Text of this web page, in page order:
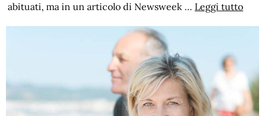
abituati, ma in un articolo di Newsweek … Leggi tutto